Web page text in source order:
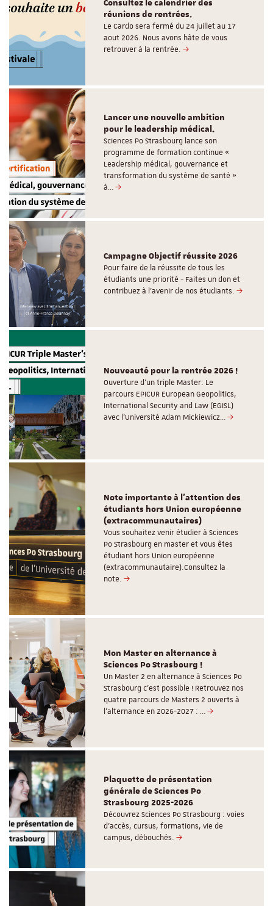
Consultez le calendrier des
réunions de rentrées.
Le Cardo sera fermé du 24 juillet au 17
aout 2026. Nous avons hâte de vous
retrouver à la rentrée.
Lancer une nouvelle ambition
pour le leadership médical.
Sciences Po Strasbourg lance son
programme de formation continue «
Leadership médical, gouvernance et
transformation du système de santé »
à…
Campagne Objectif réussite 2026
Pour faire de la réussite de tous les
étudiants une priorité - Faites un don et
contribuez à l’avenir de nos étudiants.
Nouveauté pour la rentrée 2026 !
Ouverture d'un triple Master: Le
parcours EPICUR European Geopolitics,
International Security and Law (EGISL)
avec l’Université Adam Mickiewicz…
Note importante à l'attention des
étudiants hors Union européenne
(extracommunautaires)
Vous souhaitez venir étudier à Sciences
Po Strasbourg en master et vous êtes
étudiant hors Union européenne
(extracommunautaire).Consultez la
note.
Mon Master en alternance à
Sciences Po Strasbourg !
Un Master 2 en alternance à Sciences Po
Strasbourg c'est possible ! Retrouvez nos
quatre parcours de Masters 2 ouverts à
l'alternance en 2026-2027 : …
Plaquette de présentation
générale de Sciences Po
Strasbourg 2025-2026
Découvrez Sciences Po Strasbourg : voies
d'accès, cursus, formations, vie de
campus, débouchés.